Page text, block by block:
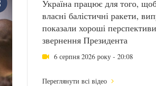
Україна працює для того,
власні балістичні ракети,
показали хороші
звернення Президента
6 серпня 2026 року - 20:08
Переглянути всі відео